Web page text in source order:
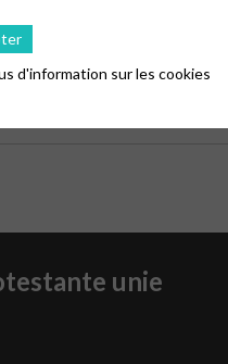
unie
d'information sur les cookies